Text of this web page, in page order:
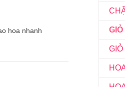
GIỎ
hoa nhanh